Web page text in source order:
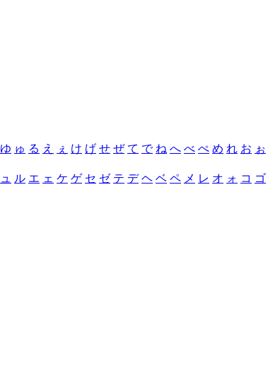
ゆ ゅ る え ぇ け げ せ ぜ て で ね へ べ ぺ め れ お ぉ
ュ ル エ ェ ケ ゲ セ ゼ テ デ ヘ ベ ペ メ レ オ ォ コ ゴ